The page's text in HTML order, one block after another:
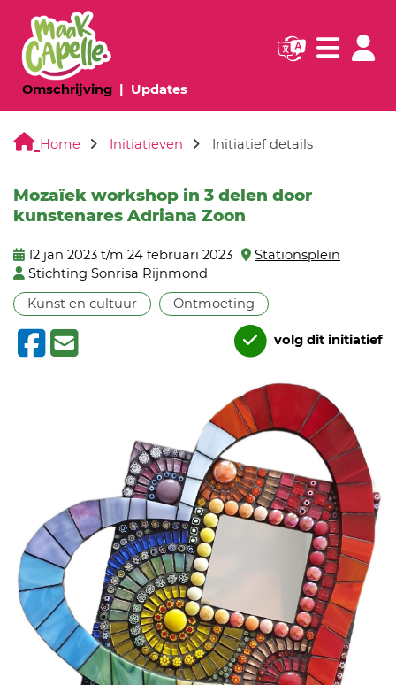
Omschrijving(huidige pagina)
Updates(huidige pagina)
Navigatie
Home Initiatieven Initiatief details
Mozaïek workshop in 3 delen door
kunstenares Adriana Zoon
12 jan 2023 t/m 24 februari 2023
Stationsplein
Stichting Sonrisa Rijnmond
Kunst en cultuur
Ontmoeting
volg dit initiatief